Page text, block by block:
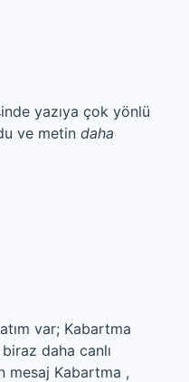
yazıya çok yönlü
ve metin daha
var; Kabartma
daha canlı
mesaj Kabartma ,